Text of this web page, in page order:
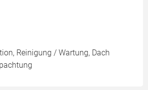
Reinigung / Wartung, Dach